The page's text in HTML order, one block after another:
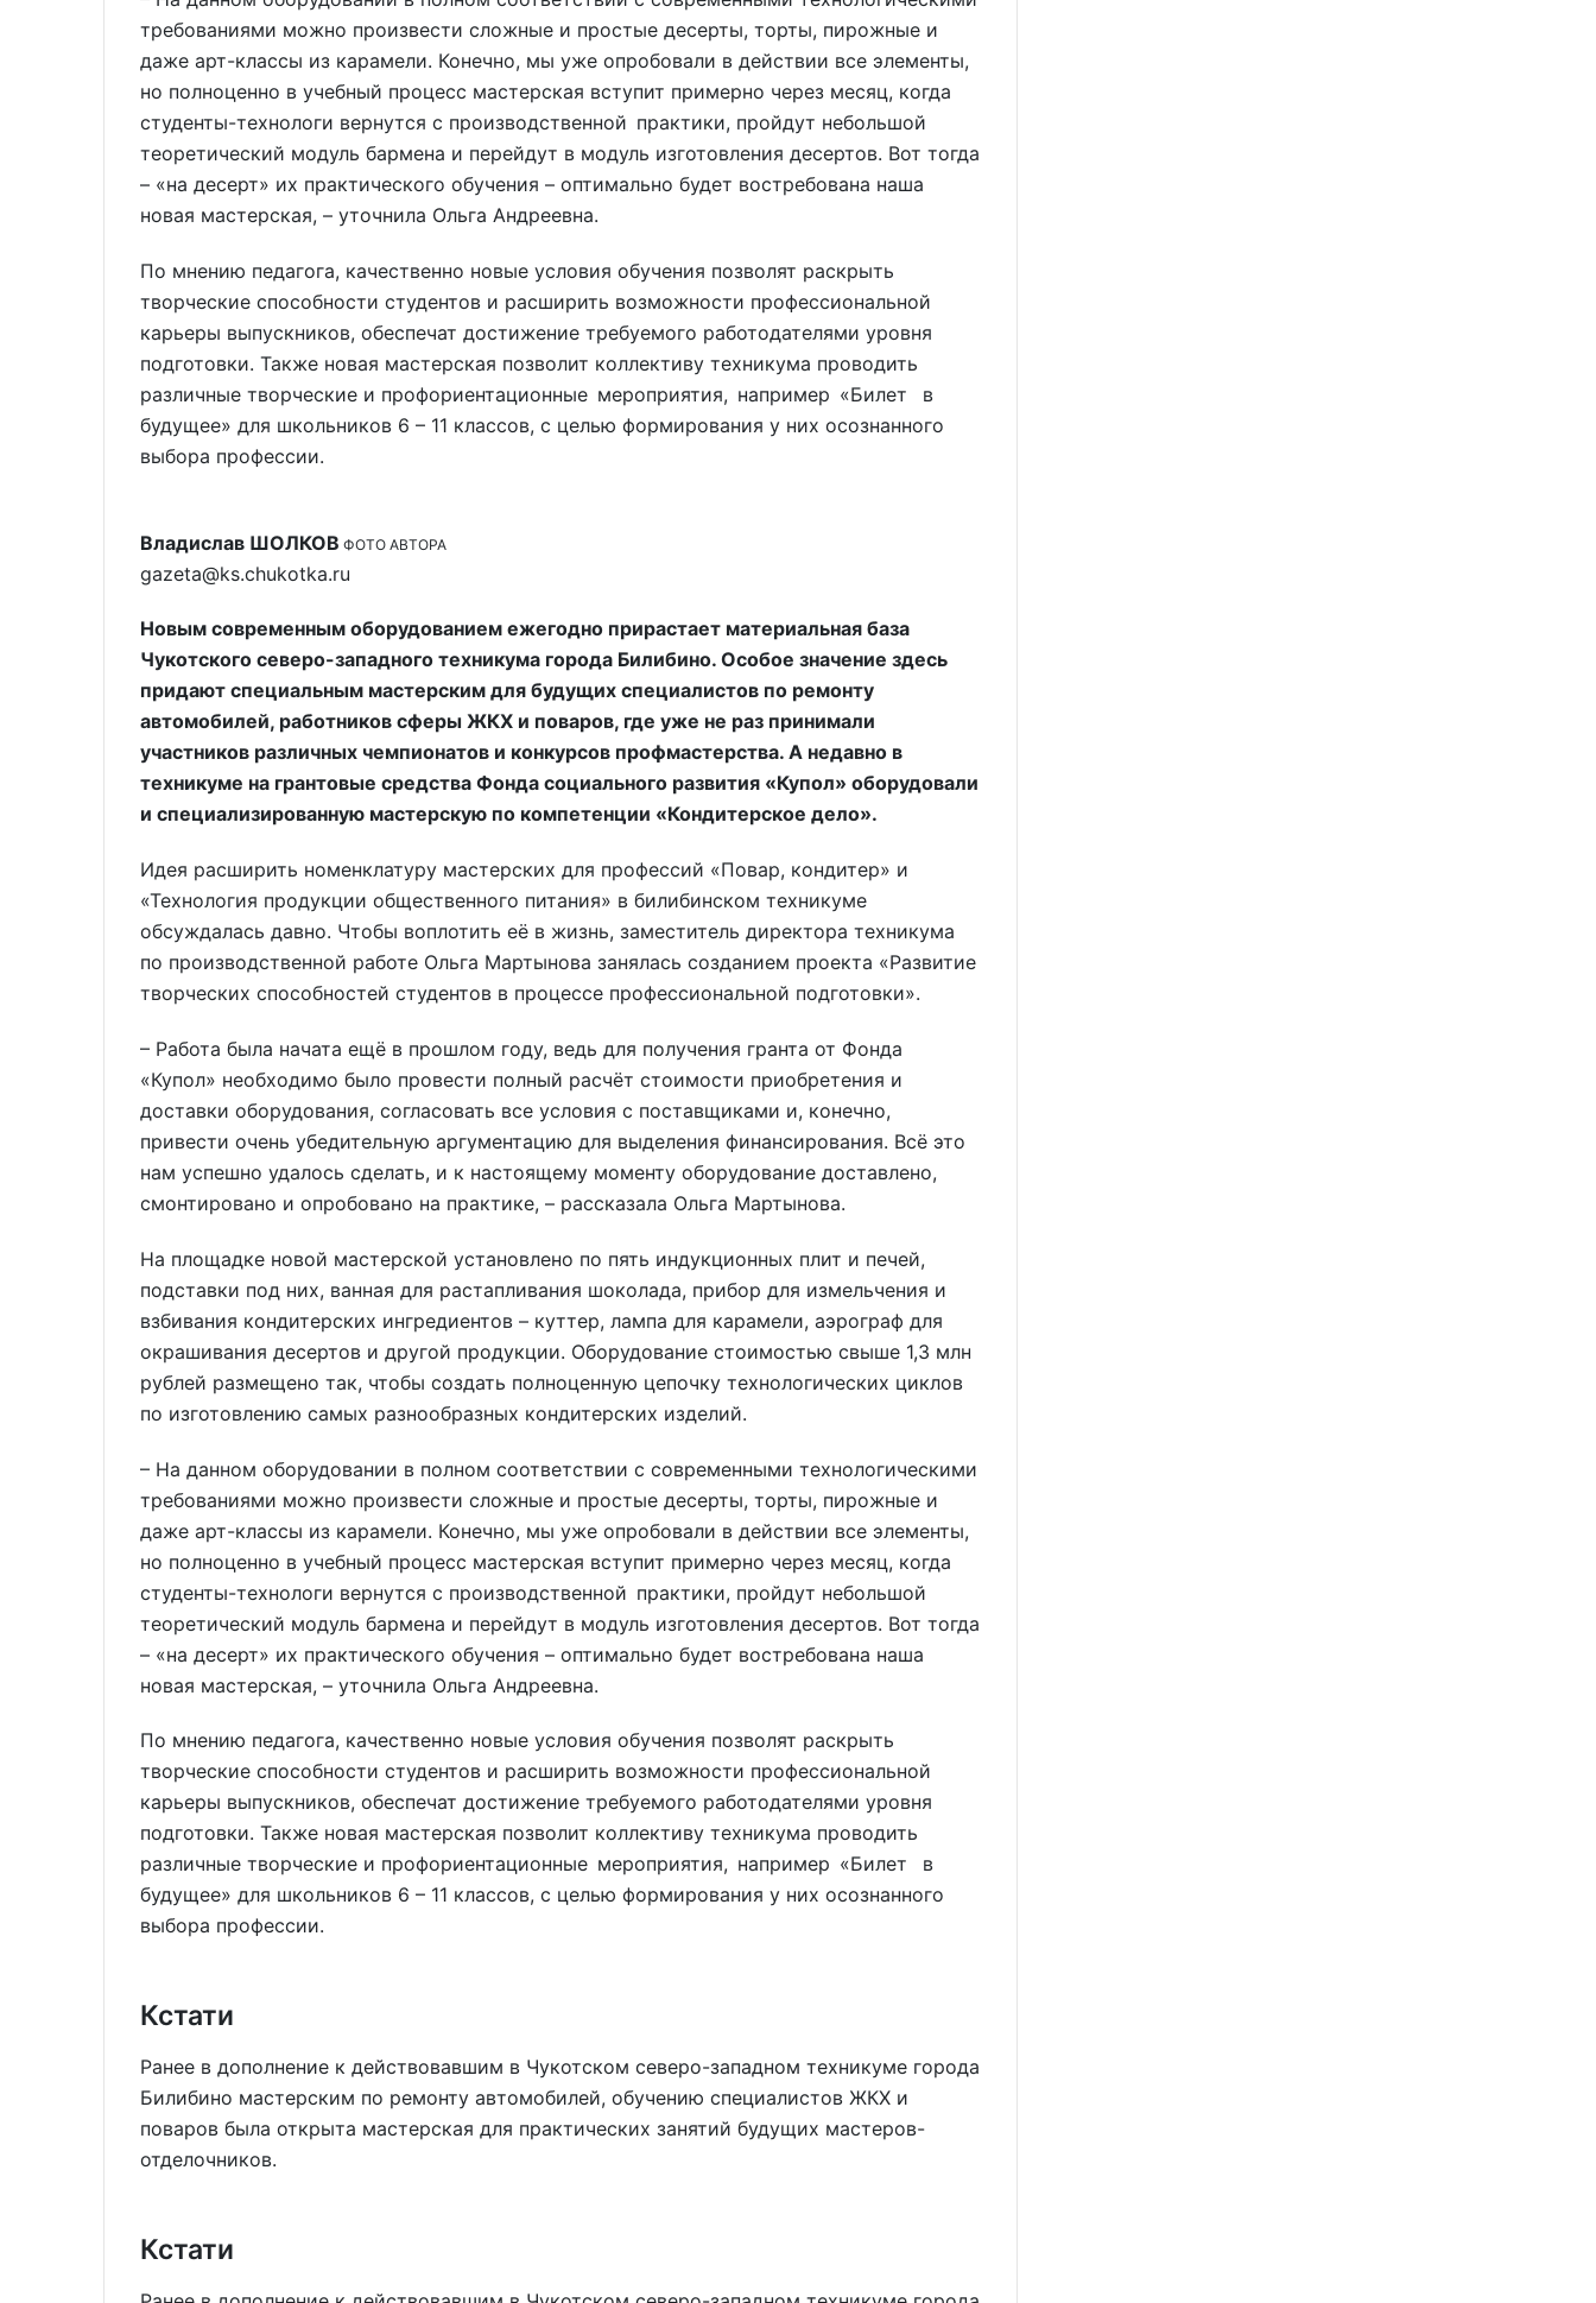
требованиями можно произвести сложные и простые десерты, торты, пирожные и
даже арт-классы из карамели. Конечно, мы уже опробовали в действии все элементы,
но полноценно в учебный процесс мастерская вступит примерно через месяц, когда
студенты-технологи вернутся с производственной практики, пройдут небольшой
теоретический модуль бармена и перейдут в модуль изготовления десертов. Вот тогда
– «на десерт» их практического обучения – оптимально будет востребована наша
новая мастерская, – уточнила Ольга Андреевна.
По мнению педагога, качественно новые условия обучения позволят раскрыть
творческие способности студентов и расширить возможности профессиональной
карьеры выпускников, обеспечат достижение требуемого работодателями уровня
подготовки. Также новая мастерская позволит коллективу техникума проводить
различные творческие и профориентационные мероприятия, например «Билет в
будущее» для школьников 6 – 11 классов, с целью формирования у них осознанного
выбора профессии.
Владислав ШОЛКОВ ФОТО АВТОРА
gazeta@ks.chukotka.ru
Новым современным оборудованием ежегодно прирастает материальная база
Чукотского северо-западного техникума города Билибино. Особое значение здесь
придают специальным мастерским для будущих специалистов по ремонту
автомобилей, работников сферы ЖКХ и поваров, где уже не раз принимали
участников различных чемпионатов и конкурсов профмастерства. А недавно в
техникуме на грантовые средства Фонда социального развития «Купол» оборудовали
и специализированную мастерскую по компетенции «Кондитерское дело».
Идея расширить номенклатуру мастерских для профессий «Повар, кондитер» и
«Технология продукции общественного питания» в билибинском техникуме
обсуждалась давно. Чтобы воплотить её в жизнь, заместитель директора техникума
по производственной работе Ольга Мартынова занялась созданием проекта «Развитие
творческих способностей студентов в процессе профессиональной подготовки».
– Работа была начата ещё в прошлом году, ведь для получения гранта от Фонда
«Купол» необходимо было провести полный расчёт стоимости приобретения и
доставки оборудования, согласовать все условия с поставщиками и, конечно,
привести очень убедительную аргументацию для выделения финансирования. Всё это
нам успешно удалось сделать, и к настоящему моменту оборудование доставлено,
смонтировано и опробовано на практике, – рассказала Ольга Мартынова.
На площадке новой мастерской установлено по пять индукционных плит и печей,
подставки под них, ванная для растапливания шоколада, прибор для измельчения и
взбивания кондитерских ингредиентов – куттер, лампа для карамели, аэрограф для
окрашивания десертов и другой продукции. Оборудование стоимостью свыше 1,3 млн
рублей размещено так, чтобы создать полноценную цепочку технологических циклов
по изготовлению самых разнообразных кондитерских изделий.
– На данном оборудовании в полном соответствии с современными технологическими
требованиями можно произвести сложные и простые десерты, торты, пирожные и
даже арт-классы из карамели. Конечно, мы уже опробовали в действии все элементы,
но полноценно в учебный процесс мастерская вступит примерно через месяц, когда
студенты-технологи вернутся с производственной практики, пройдут небольшой
теоретический модуль бармена и перейдут в модуль изготовления десертов. Вот тогда
– «на десерт» их практического обучения – оптимально будет востребована наша
новая мастерская, – уточнила Ольга Андреевна.
По мнению педагога, качественно новые условия обучения позволят раскрыть
творческие способности студентов и расширить возможности профессиональной
карьеры выпускников, обеспечат достижение требуемого работодателями уровня
подготовки. Также новая мастерская позволит коллективу техникума проводить
различные творческие и профориентационные мероприятия, например «Билет в
будущее» для школьников 6 – 11 классов, с целью формирования у них осознанного
выбора профессии.
Кстати
Ранее в дополнение к действовавшим в Чукотском северо-западном техникуме города
Билибино мастерским по ремонту автомобилей, обучению специалистов ЖКХ и
поваров была открыта мастерская для практических занятий будущих мастеров-
отделочников.
Кстати